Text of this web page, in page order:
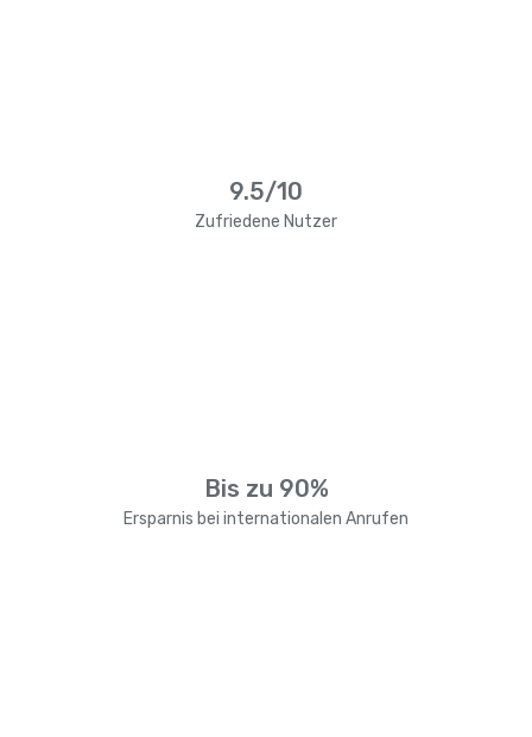
9.5/10
Zufriedene Nutzer
Bis zu 90%
Ersparnis bei internationalen Anrufen